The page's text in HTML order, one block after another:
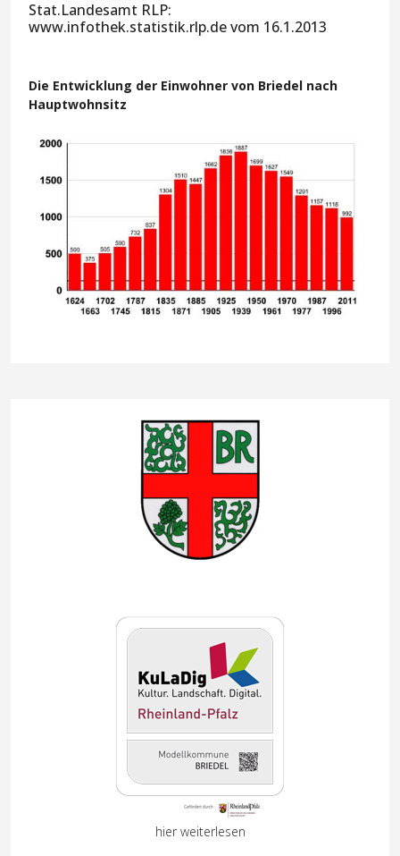
Stat.Landesamt RLP:
www.infothek.statistik.rlp.de vom 16.1.2013
Die Entwicklung der Einwohner von Briedel nach
Hauptwohnsitz
hier weiterlesen